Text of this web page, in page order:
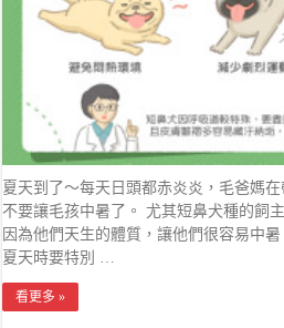
夏天到了～每天日頭都赤炎炎，毛爸媽
不要讓毛孩中暑了。 尤其短鼻犬種的飼
因為他們天生的體質，讓他們很容易中
夏天時要特別 …
看更多 »